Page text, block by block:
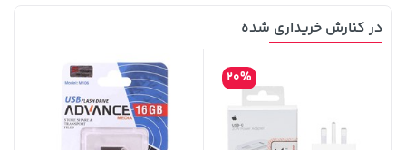
100,000 تومان
در کنارش خریداری شده
20%